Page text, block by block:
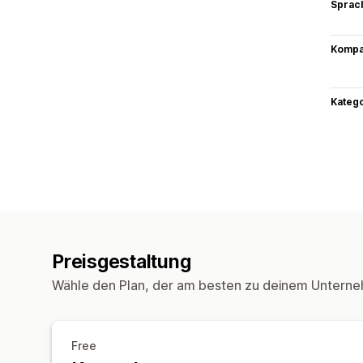
Preisgestaltung
Wähle den Plan, der am besten zu deinem
Free